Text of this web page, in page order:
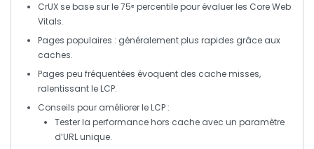
CrUX se base sur le75ᵉ percentilepour évaluer les Core Web
Vitals.
Pages populaires : généralement plus rapides grâce aux
caches.
Pages peu fréquentées évoquent des cache misses,
ralentissant leLCP.
Conseils pour améliorer leLCP :
Tester la performance hors cache avec un paramètre
d’URL unique.